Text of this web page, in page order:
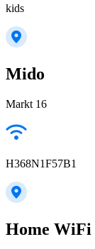
kids
Mido
Markt 16
H368N1F57B1
Home WiFi